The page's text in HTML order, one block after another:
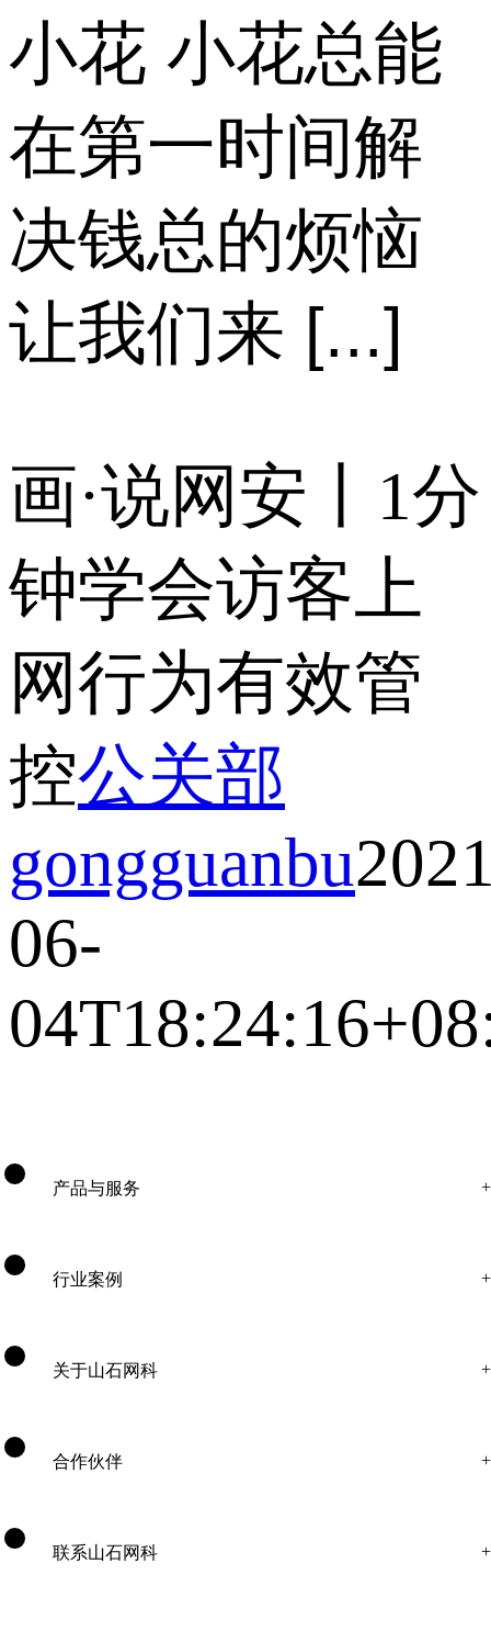
小花 小花总能
在第一时间解
决钱总的烦恼
让我们来 [...]
画·说网安丨1分
钟学会访客上
网行为有效管
控公关部
gongguanbu
06-
产品与服务
行业案例
关于山石网科
合作伙伴
联系山石网科